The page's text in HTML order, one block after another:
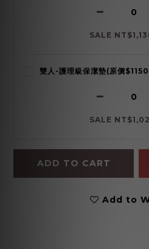
SALE
雙人-護理級保潔墊(原價
SALE
ADD TO CART
Add to